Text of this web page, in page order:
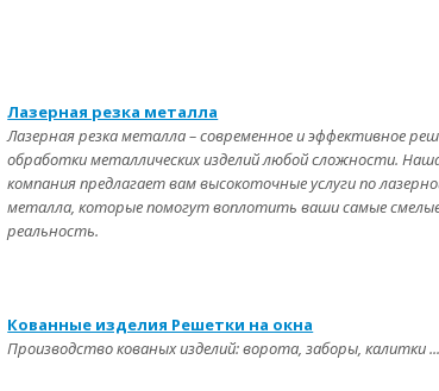
Лазерная резка металла
Лазерная резка металла – современное и эффективное
обработки металлических изделий любой сложности.
компания предлагает вам высокоточные услуги по
металла, которые помогут воплотить ваши самые
реальность.
Кованные изделия Решетки на окна
Производство кованых изделий: ворота, заборы, калитки ...